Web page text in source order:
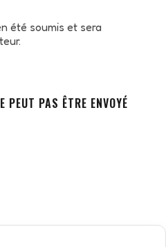
été soumis et sera
PEUT PAS ÊTRE ENVOYÉ